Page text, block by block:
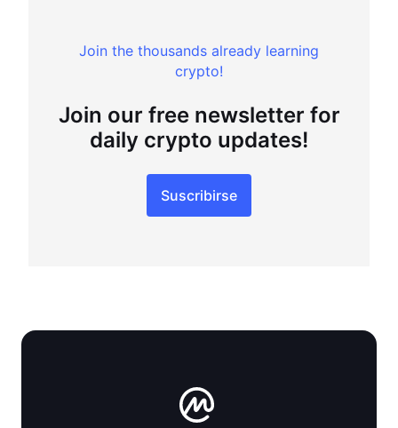
Join the thousands already learning
crypto!
Join our free newsletter for
daily crypto updates!
Suscribirse